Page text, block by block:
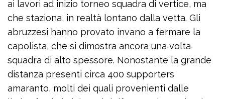
ai lavori ad inizio torneo squadra di vertice, ma
che staziona, in realtà lontano dalla vetta. Gli
abruzzesi hanno provato invano a fermare la
capolista, che si dimostra ancora una volta
squadra di alto spessore. Nonostante la grande
distanza presenti circa 400 supporters
amaranto, molti dei quali provenienti dalle